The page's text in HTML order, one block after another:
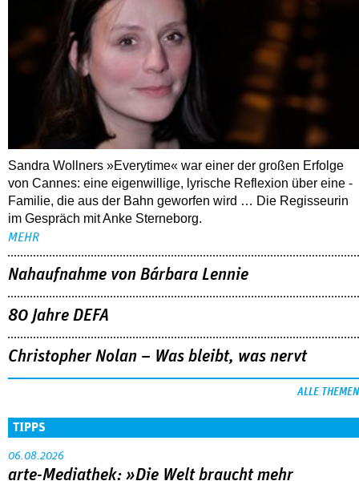
Sandra Wollners »Everytime« war einer der großen Erfolge
von Cannes: eine eigenwillige, lyrische Reflexion über eine ­
Familie, die aus der Bahn geworfen wird … Die Regisseurin
im Gespräch mit Anke Sterneborg.
MEHR
Nahaufnahme von Bárbara Lennie
80 Jahre DEFA
Christopher Nolan – Was bleibt, was nervt
ALLE THEMEN
TIPPS
06.08.2026
arte-Mediathek: »Die Welt braucht mehr